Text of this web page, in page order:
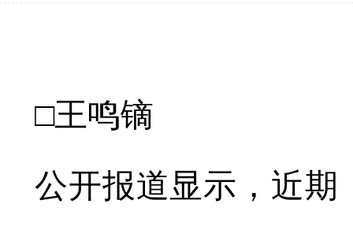
□王鸣镝
公开报道显示，近期